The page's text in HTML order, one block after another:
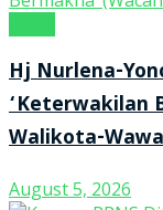
Hj Nurlena-
‘Keterwakilan
Walikota-
August 5, 2026